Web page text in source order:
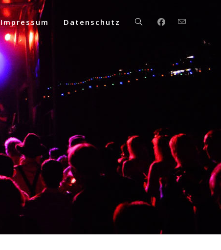
Impressum Datenschutz Website-
umschalten